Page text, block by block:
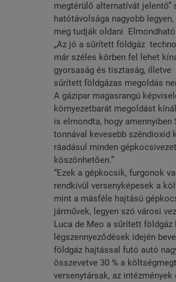
megtérülő alternatívát
hatótávolsága nagyobb
meg tudják oldani Elmondható
„Az jó a sűrített földgáz
már széles körben fel lehet
gyorsaság és tisztaság, illetve
sűrített földgázas megoldás
A gázipar magasrangú
környezetbarát megoldást
is elmondta, hogy
tonnával kevesebb széndioxid
ráadásul minden
köszönhetően.”
“Ezek a gépkocsik, furgonok
rendkívül versenyképesek a
mint a másféle hajtású
járművek, legyen szó városi
Luca de Meo a sűrített
légszennyeződések idején
földgáz hajtással futó autó
összevetve 30 % a
versenytársak, az